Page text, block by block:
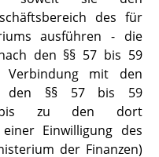
des für
ausführen - die
den §§ 57 bis 59
mit den
den §§ 57 bis 59
bis zu den dort
Einwilligung des
der Finanzen)